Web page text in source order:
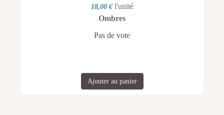
18,00 € l'unité
Ombres
Pas de vote
Ajouter au panier